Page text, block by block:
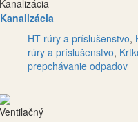
Kanalizácia
HT rúry a príslušenstvo,
rúry a príslušenstvo,
prepchávanie odpadov